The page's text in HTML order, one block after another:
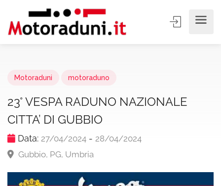
Motoraduni motoraduno
23° VESPA RADUNO NAZIONALE
CITTA’ DI GUBBIO
Data: 27/04/2024 - 28/04/2024
Gubbio, PG, Umbria